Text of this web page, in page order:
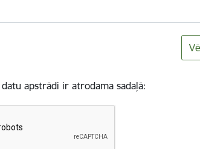
apstrādi ir atrodama sadaļā: